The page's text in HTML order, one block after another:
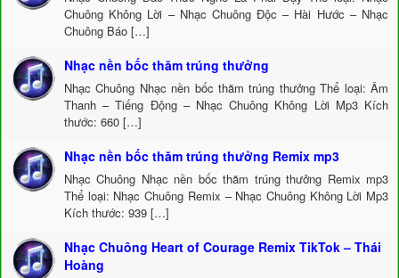
Chuông Không Lời – Nhạc Chuông Độc – Hài Hước – Nhạc
Chuông Báo […]
Nhạc nền bốc thăm trúng thưởng
Nhạc Chuông Nhạc nền bốc thăm trúng thưởng Thể loại: Âm
Thanh – Tiếng Động – Nhạc Chuông Không Lời Mp3 Kích
thước: 660 […]
Nhạc nền bốc thăm trúng thưởng Remix mp3
Nhạc Chuông Nhạc nền bốc thăm trúng thưởng Remix mp3
Thể loại: Nhạc Chuông Remix – Nhạc Chuông Không Lời Mp3
Kích thước: 939 […]
Nhạc Chuông Heart of Courage Remix TikTok – Thái
Hoàng